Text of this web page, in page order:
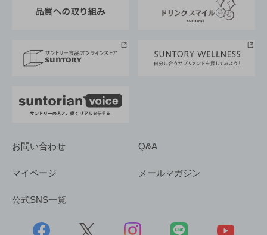
採用情報
お問い合わせ Q&A
マイページ メールマガジン
公式SNS一覧